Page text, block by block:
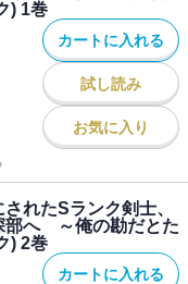
) 1巻
カートに入れる
試し読み
お気に入り
れたSランク剣士、
部へ ～俺の勘だとた
) 2巻
カートに入れる